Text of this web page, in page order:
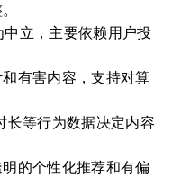
立，主要依赖用户投
有害内容，支持对算
长等行为数据决定内容
的个性化推荐和有偏